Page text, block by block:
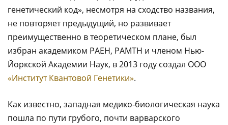
генетический код», несмотря на сходство названия,
не повторяет предыдущий, но развивает
преимущественно в теоретическом плане, был
избран академиком РАЕН, РАМТН и членом Нью-
Йоркской Академии Наук, в 2013 году создал ООО
«Институт Квантовой Генетики».
Как известно, западная медико-биологическая наука
пошла по пути грубого, почти варварского